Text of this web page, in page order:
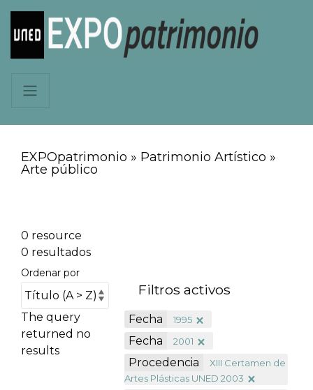
EXPOpatrimonio » Patrimonio Artístico »
Arte público
0 resource
0 resultados
Ordenar por
The query
returned no
results
Filtros activos
Fecha 1995
Fecha 2001
Procedencia
XIII Certamen de
Artes Plásticas UNED 2003